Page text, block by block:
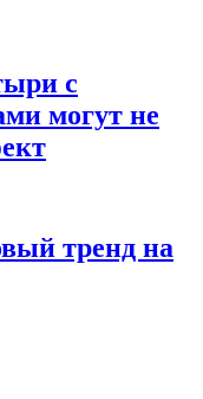
с
могут не
тренд на